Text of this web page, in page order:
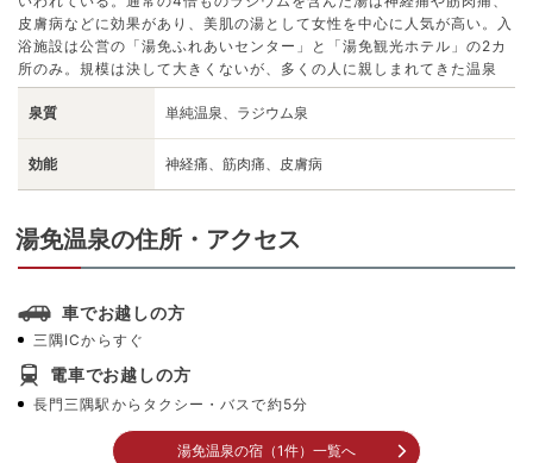
皮膚病などに効果があり、美肌の湯として女性を中心に人気が高い。入
浴施設は公営の「湯免ふれあいセンター」と「湯免観光ホテル」の2カ
所のみ。規模は決して大きくないが、多くの人に親しまれてきた温泉
泉質 単純温泉、ラジウム泉
効能 神経痛、筋肉痛、皮膚病
湯免温泉の住所・アクセス
車でお越しの方
三隅ICからすぐ
電車でお越しの方
長門三隅駅からタクシー・バスで約5分
湯免温泉の宿（1件）一覧へ